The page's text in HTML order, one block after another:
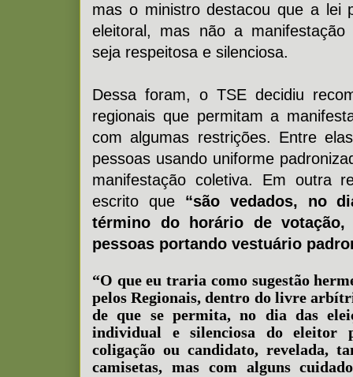
mas o ministro destacou que a lei
eleitoral, mas não a
seja respeitosa e silenciosa.
Dessa foram, o TSE decidiu
regionais que permitam a
com algumas restrições. Entre
pessoas usando uniforme
manifestação coletiva. Em outra
escrito que “são vedados, no
término do horário de votação,
pessoas portando vestuário
“O que eu traria como sugestão
pelos Regionais, dentro do livre
de que se permita, no dia das
individual e silenciosa do eleitor
coligação ou candidato, revelada,
camisetas, mas com alguns